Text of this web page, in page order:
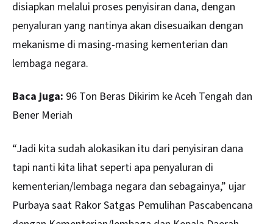
disiapkan melalui proses penyisiran dana, dengan
penyaluran yang nantinya akan disesuaikan dengan
mekanisme di masing-masing kementerian dan
lembaga negara.
Baca juga: 96 Ton Beras Dikirim ke Aceh Tengah dan
Bener Meriah
“Jadi kita sudah alokasikan itu dari penyisiran dana
tapi nanti kita lihat seperti apa penyaluran di
kementerian/lembaga negara dan sebagainya,” ujar
Purbaya saat Rakor Satgas Pemulihan Pascabencana